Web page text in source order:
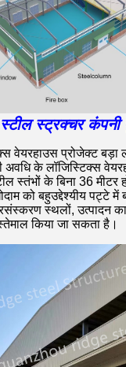
स्ट्रक्चर कंपनी
वेयरहाउस प्रोजेक्ट बड़ा
अवधि के लॉजिस्टिक्स
स्तंभों के बिना 36
को बहुउद्देश्यीय पट्टे
स्थलों, उत्पादन
किया जा सकता है।